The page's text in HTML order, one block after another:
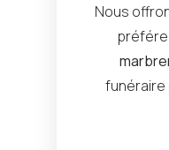
Nous
funéraire